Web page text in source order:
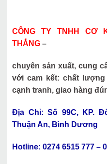
CÔNG TY TNHH CƠ
THẮNG –
chuyên sản xuất, cung
với cam kết: chất
cạnh tranh, giao hàng
Địa Chỉ: Số 99C, KP.
Thuận An, Bình Dương
Hotline: 0274 6515 777 –